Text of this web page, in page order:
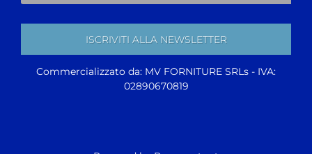
Commercializzato da: MV FORNITURE SRLs - IVA:
02890670819